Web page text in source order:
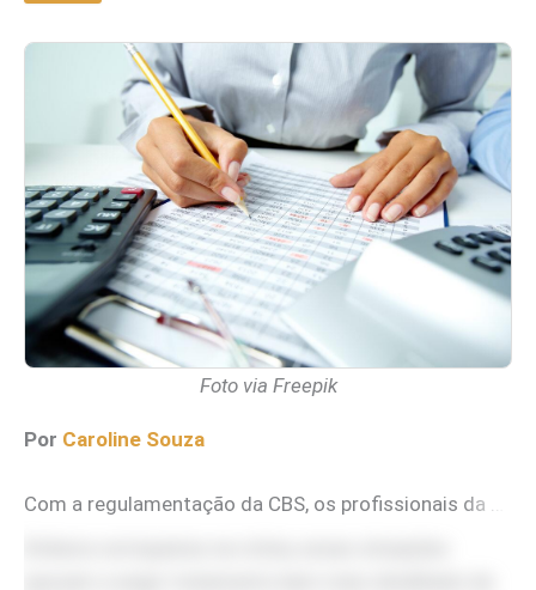
Foto via Freepik
Por Caroline Souza
Com a regulamentação da CBS, os profissionais da área tributária precisam dominar não apenas a apuração assistida, conta corrente, da nova contribuição, mas também os procedimentos específicos para ajustar o “ciclo normal” da operação: devoluções, cancelamentos e correções no valor do débito destacado.